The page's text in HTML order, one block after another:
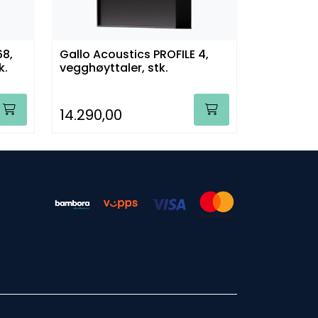
Gallo Acoustics PROFILE 4,
vegghøyttaler, stk.
14.290,00